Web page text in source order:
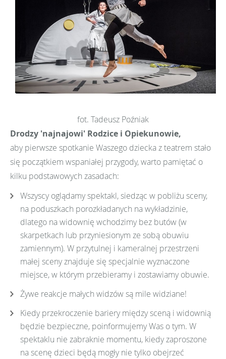
fot. Tadeusz Poźniak
Drodzy 'najnajowi' Rodzice i Opiekunowie,
aby pierwsze spotkanie Waszego dziecka z teatrem stało
się początkiem wspaniałej przygody, warto pamiętać o
kilku podstawowych zasadach:
Wszyscy oglądamy spektakl, siedząc w pobliżu sceny,
na poduszkach porozkładanych na wykładzinie,
dlatego na widownię wchodzimy bez butów (w
skarpetkach lub przyniesionym ze sobą obuwiu
zamiennym). W przytulnej i kameralnej przestrzeni
małej sceny znajduje się specjalnie wyznaczone
miejsce, w którym przebieramy i zostawiamy obuwie.
Żywe reakcje małych widzów są mile widziane!
Kiedy przekroczenie bariery między sceną i widownią
będzie bezpieczne, poinformujemy Was o tym. W
spektaklu nie zabraknie momentu, kiedy zaproszone
na scenę dzieci będą mogły nie tylko obejrzeć